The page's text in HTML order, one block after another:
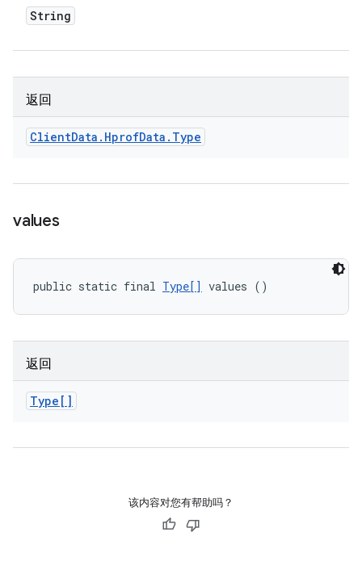
String
返回
ClientData . HprofData . Type
values
public static final Type[] values ()
返回
Type[]
该内容对您有帮助吗？